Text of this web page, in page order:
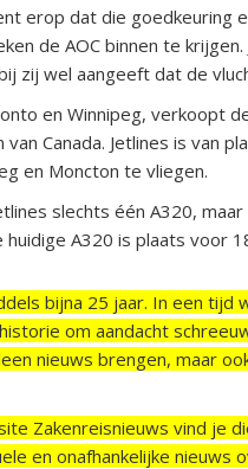
erop dat die goedkeuring
de AOC binnen te
zij wel aangeeft dat de
en Winnipeg, verkoopt
Canada. Jetlines is van
en Moncton te vliegen.
slechts één A320,
A320 is plaats voor
bijna 25 jaar. In een tijd
om aandacht
nieuws brengen, maar
Zakenreisnieuws vind je
en onafhankelijke nieuws